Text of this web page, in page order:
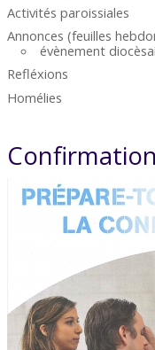
Activités paroissiales
Annonces (feuilles
évènement
Refléxions
Homélies
Confirmation